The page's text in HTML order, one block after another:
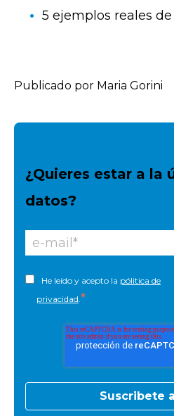
5 ejemplos reales
Publicado por Maria Gorini
¿Quieres estar a la
datos?
He leído y acepto la pólitica de
privacidad.*